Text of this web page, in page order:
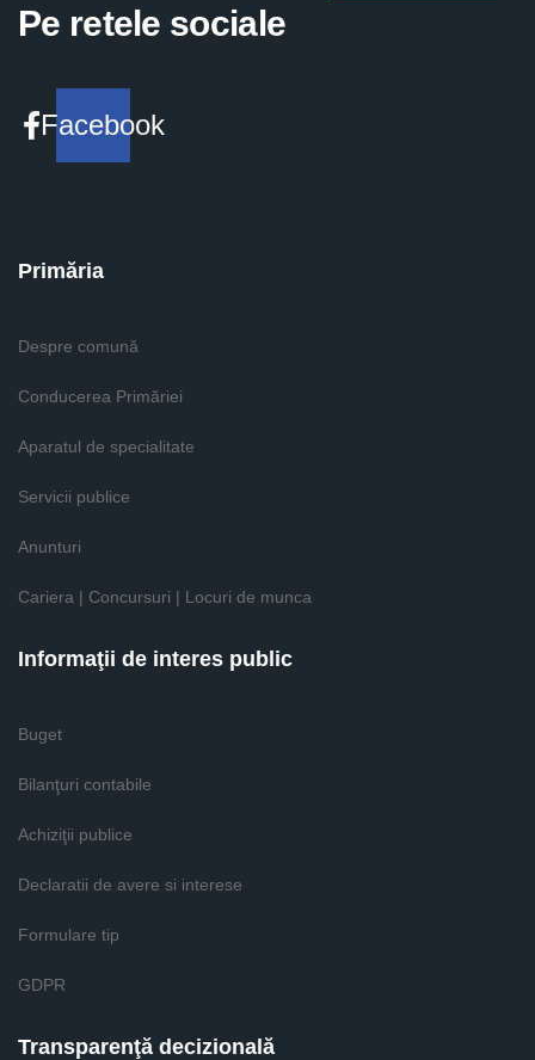
Pe retele sociale
Facebook
Primăria
Despre comună
Conducerea Primăriei
Aparatul de specialitate
Servicii publice
Anunturi
Cariera | Concursuri | Locuri de munca
Informaţii de interes public
Buget
Bilanţuri contabile
Achiziţii publice
Declaratii de avere si interese
Formulare tip
GDPR
Transparenţă decizională